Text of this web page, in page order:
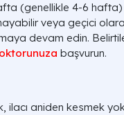
(genellikle 4-6 hafta)
veya geçici
devam edin.
başvurun.
ilacı aniden kesmek